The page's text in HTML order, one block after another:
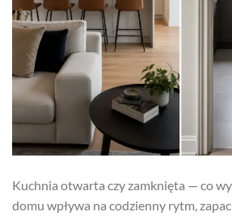
Kuchnia otwarta czy zamknięta — co
domu wpływa na codzienny rytm,